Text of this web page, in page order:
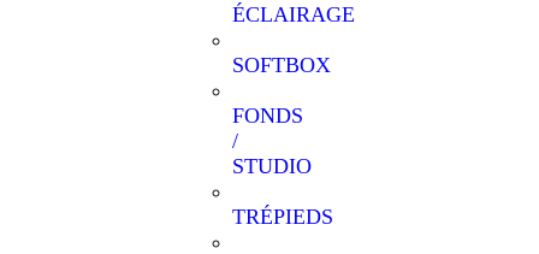
ÉCLAIRAGE
SOFTBOX
FONDS
/
STUDIO
TRÉPIEDS